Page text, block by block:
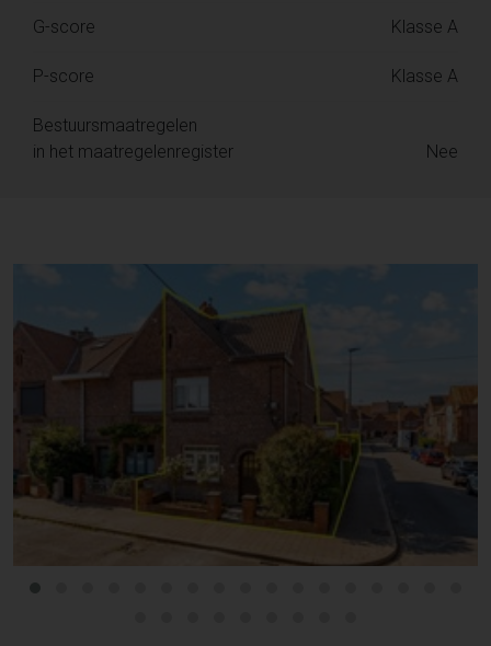
G-score Klasse A
P-score Klasse A
Bestuursmaatregelen
in het maatregelenregister
Nee